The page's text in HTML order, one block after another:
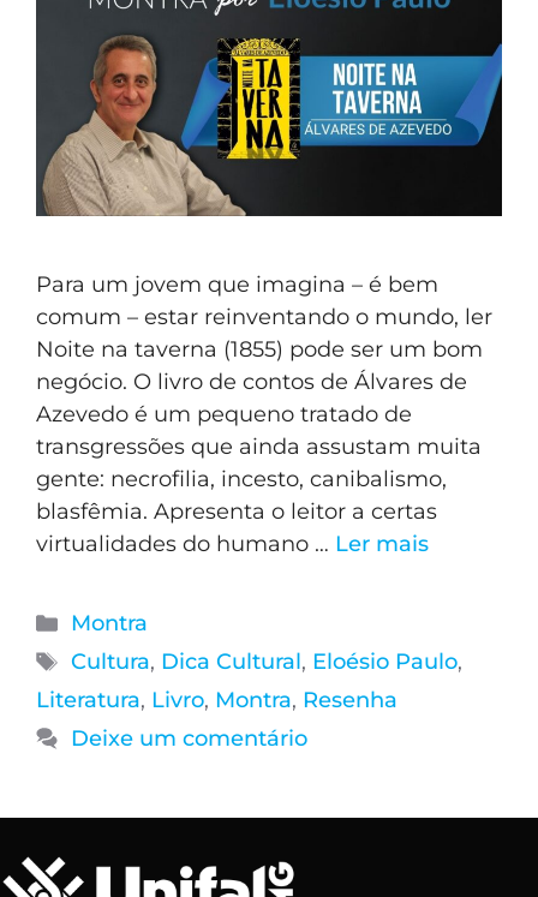
Para um jovem que imagina – é bem
comum – estar reinventando o mundo, ler
Noite na taverna (1855) pode ser um bom
negócio. O livro de contos de Álvares de
Azevedo é um pequeno tratado de
transgressões que ainda assustam muita
gente: necrofilia, incesto, canibalismo,
blasfêmia. Apresenta o leitor a certas
virtualidades do humano … Ler mais
Montra
Cultura, Dica Cultural, Eloésio Paulo,
Literatura, Livro, Montra, Resenha
Deixe um comentário